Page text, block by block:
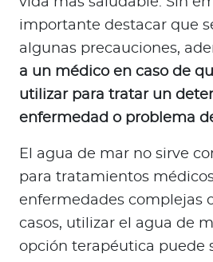
importante destacar que
algunas precauciones,
a un médico en caso de
utilizar para tratar un
enfermedad o problema
El agua de mar no sirve
para tratamientos
enfermedades complejas
casos, utilizar el agua de
opción terapéutica puede